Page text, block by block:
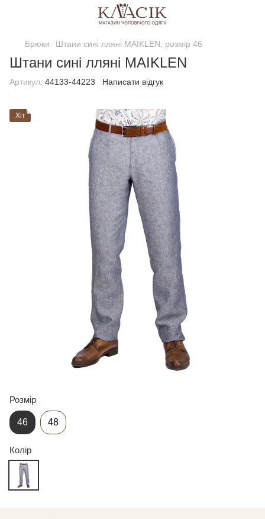
Брюки Штани сині лляні MAIKLEN, розмір 46
Штани сині лляні MAIKLEN
Артикул: 44133-44223 Написати відгук
Хіт
Розмір
46 48
Колір